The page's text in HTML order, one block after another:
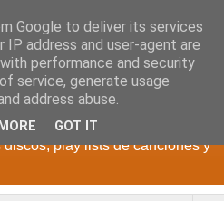
EL
LOS AÑOS 1950 a 2022.
play lists de canciones y
Google to deliver its services
IP address and user-agent are
performance and security
service, generate usage
address abuse.
GOT IT